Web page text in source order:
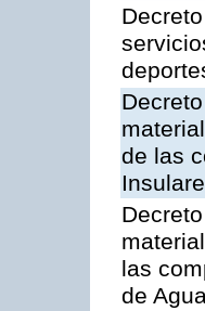
de las
las
de